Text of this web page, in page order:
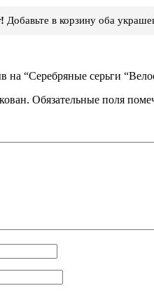
Добавьте в корзину оба
на “Серебряные серьги
Обязательные поля